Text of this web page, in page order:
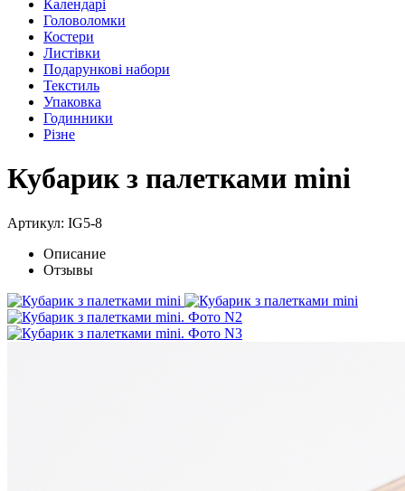
Календарі
Головоломки
Костери
Листівки
Подарункові набори
Текстиль
Упаковка
Годинники
Різне
Кубарик з палетками mini
Артикул: IG5-8
Описание
Отзывы